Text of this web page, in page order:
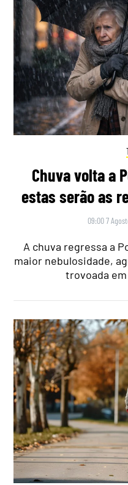
Chuva volta a
estas serão as
09:00 7
A chuva regressa a
maior nebulosidade,
trovoada